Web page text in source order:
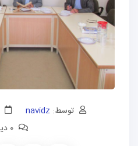
توسط: navidz